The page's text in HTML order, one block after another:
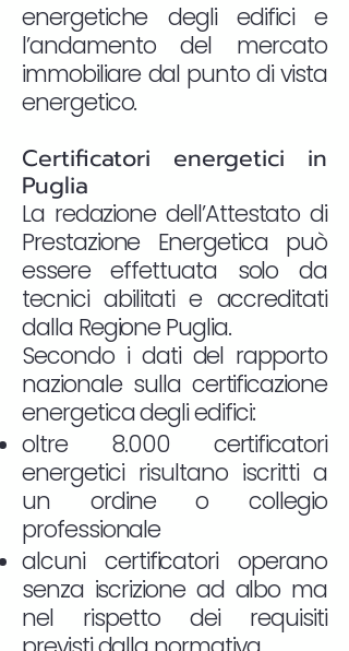
energetiche degli edifici e
l’andamento del mercato
immobiliare dal punto di vista
energetico.
Certificatori energetici in
Puglia
La redazione dell’Attestato di
Prestazione Energetica può
essere effettuata solo da
tecnici abilitati e accreditati
dalla Regione Puglia.
Secondo i dati del rapporto
nazionale sulla certificazione
energetica degli edifici:
oltre 8.000 certificatori
energetici risultano iscritti a
un ordine o collegio
professionale
alcuni certificatori operano
senza iscrizione ad albo ma
nel rispetto dei requisiti